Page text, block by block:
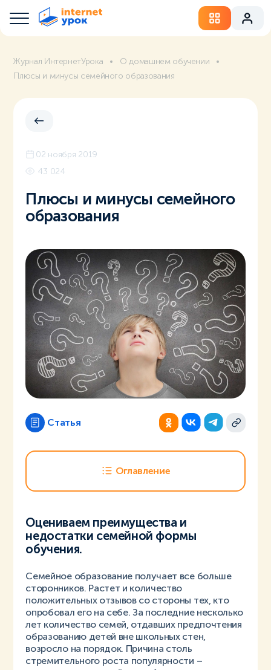
Журнал ИнтернетУрока
О домашнем обучении
Плюсы и минусы семейного образования
02 ноября 2019
43 024
Плюсы и минусы семейного
образования
Статья
Оглавление
Оцениваем преимущества и
недостатки семейной формы
обучения.
Семейное образование получает все больше
сторонников. Растет и количество
положительных отзывов со стороны тех, кто
опробовал его на себе. За последние несколько
лет количество семей, отдавших предпочтения
образованию детей вне школьных стен,
возросло на порядок. Причина столь
стремительного роста популярности –